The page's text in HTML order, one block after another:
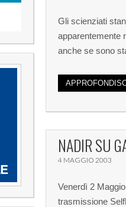
Gli scienziati
apparentemente
anche se sono
NADIR SU
4 MAGGIO 2003
Venerdì 2
trasmissione